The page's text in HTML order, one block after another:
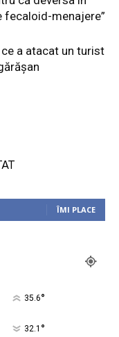
fecaloid-menajere”
a atacat un turist
ÎMI PLACE
35.6°
32.1 °